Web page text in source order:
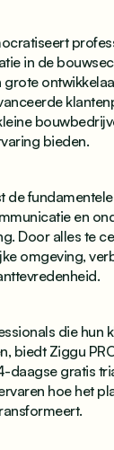
in de
grote
bieden.
de
en
Door alles te
omgeving,
die hun
biedt Ziggu
daagse gratis
hoe het